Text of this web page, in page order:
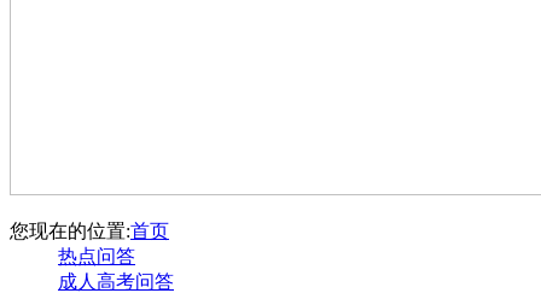
您现在的位置:首页
热点问答
成人高考问答